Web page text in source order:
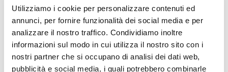
Utilizziamo i cookie per personalizzare contenuti ed
annunci, per fornire funzionalità dei social media e per
analizzare il nostro traffico. Condividiamo inoltre
informazioni sul modo in cui utilizza il nostro sito con i
nostri partner che si occupano di analisi dei dati web,
pubblicità e social media, i quali potrebbero combinarle
Prodotti progettati per uso domestico e non
adatti per ambienti o utilizzi commerciali.
Larghezza
46 cm
Profondità
56 cm
Numero Elementi
COVER26
Copertura protettiva per
tavolo in poliestere
idrorepellente antracite
200x100x70h cm con
coulisse regolabile -
CODICE: COVER11
Copertura protettiva per
pila di sedie in poliestere
idrorepellente 70x70x120h
cm - Wakanda